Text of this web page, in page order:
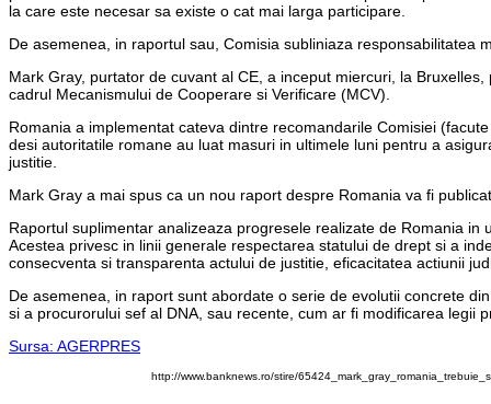
la care este necesar sa existe o cat mai larga participare.
De asemenea, in raportul sau, Comisia subliniaza
Mark Gray, purtator de cuvant al CE, a inceput miercuri, la
cadrul Mecanismului de Cooperare si Verificare (MCV).
Romania a implementat cateva dintre recomandarile Comisiei
desi autoritatile romane au luat masuri in ultimele luni pentru a
justitie.
Mark Gray a mai spus ca un nou raport despre Romania va fi
Raportul suplimentar analizeaza progresele realizate de Romania
Acestea privesc in linii generale respectarea statului de drept si a
consecventa si transparenta actului de justitie, eficacitatea actiunii
De asemenea, in raport sunt abordate o serie de evolutii concrete
si a procurorului sef al DNA, sau recente, cum ar fi modificarea legii
Sursa: AGERPRES
http://www.banknews.ro/stire/